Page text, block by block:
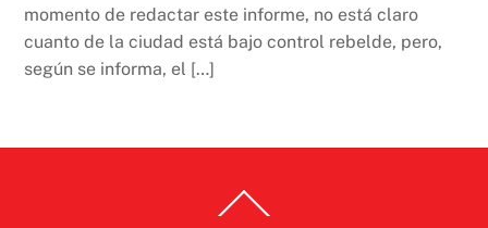
momento de redactar este informe, no está claro
cuanto de la ciudad está bajo control rebelde, pero,
según se informa, el […]
To